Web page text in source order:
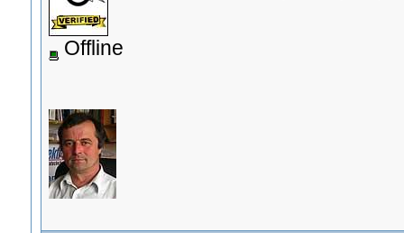
Offline